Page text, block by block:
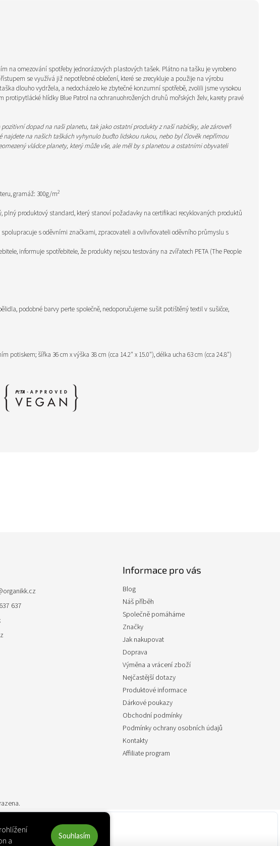
a
Souhlasím
na omezování spotřeby jednorázových plastových tašek. Plátno na tašku je vyrobeno
se využívá již nepotřebné oblečení, které se zrecykluje a použije na výrobu
dlouho vydržela, a nedocházelo ke zbytečné konzumní spotřebě, zvolili jsme vysokou
protipytlácké hlídky Blue Patrol na ochranuohrožených druhů mořských želv, karety pravé
dopad na naši planetu, tak jako ostatní produkty z naší nabídky, ale zároveň
na našich taškách vyhynulo buďto lidskou rukou, nebo byl člověk nepřímou
vládce planety, který může vše, ale měl by s planetou a ostatními obyvateli
gramáž: 300g/m2
plný produktový standard, který stanoví požadavky na certifikaci recyklovaných produktů
s oděvními značkami, zpracovateli a ovlivňovateli oděvního průmyslu s
informuje spotřebitele, že produkty nejsou testovány na zvířatech PETA (The People
podobné barvy perte společně, nedoporučujeme sušit potištěný textil v sušičce,
potiskem; šířka 36 cm x výška 38 cm (cca 14.2" x 15.0"), délka ucha 63 cm (cca 24.8")
organikk.cz
637
Informace pro vás
Blog
Náš příběh
Společně pomáháme
Značky
Jak nakupovat
Doprava
Výměna a vrácení zboží
Nejčastější dotazy
Produktové informace
Dárkové poukazy
Obchodní podmínky
Podmínky ochrany osobních údajů
Kontakty
Affiliate program